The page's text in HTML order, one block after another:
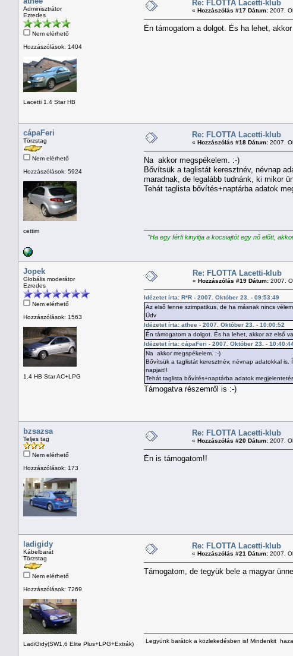
Adminisztrátor
Ezredes
Nem elérhető
Hozzászólások: 1404
Lacetti 1.4 Star HB
Re: FLOTTA Lacetti-klub
« Hozzászólás #17 Dátum: 2007.
Én támogatom a dolgot. És ha lehet,
cápaFeri
Törzstag
Nem elérhető
Hozzászólások: 5924
cettim
Re: FLOTTA Lacetti-klub
« Hozzászólás #18 Dátum: 2007.
Na akkor megspékelem. :-)
Bővítsük a taglistát keresztnév, névnap
maradnak, de legalább tudnánk, ki mikor
Tehát taglista bővítés+naptárba adatok
"Ha egy férfi kinyitja a kocsiajtót egy nő előtt,
Jopek
Globális moderátor
Ezredes
Nem elérhető
Hozzászólások: 1563
1.4 HB Star AC+LPG
Re: FLOTTA Lacetti-klub
« Hozzászólás #19 Dátum: 2007.
Idézetet írta: R*R - 2007. Október 23. - 09:53:49
Az első lenne szimpatikus, de ha másnak nincs
Üdv
Idézetet írta: athee - 2007. Október 23. - 10:00:52
Én támogatom a dolgot. És ha lehet, akkor az első
Idézetet írta: cápaFeri - 2007. Október 23. -
Na akkor megspékelem. :-)
Bővítsük a taglistát keresztnév, névnap adatokkal
napjait!!
Tehát taglista bővítés+naptárba adatok
Támogatva részemről is :-)
bzsazsa
Teljes tag
Nem elérhető
Hozzászólások: 173
Re: FLOTTA Lacetti-klub
« Hozzászólás #20 Dátum: 2007.
Én is támogatom!!
ladigidy
Kábelbarát
Törzstag
Nem elérhető
Hozzászólások: 7269
LadiGidy(SW1,6 Elite Plus+LPG+Extrák)
Re: FLOTTA Lacetti-klub
« Hozzászólás #21 Dátum: 2007.
Támogatom, de tegyük bele a magyar
Legyünk barátok a közlekedésben is! Mindenkit